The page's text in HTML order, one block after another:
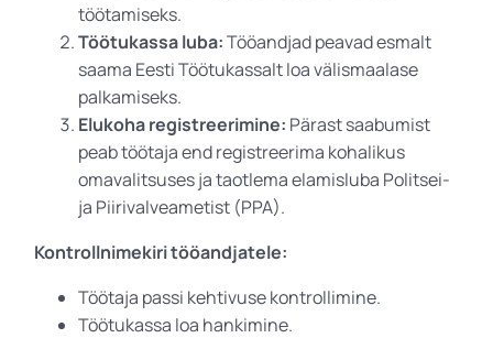
töötamiseks.
Töötukassa luba:Tööandjad peavad esmalt
saama Eesti Töötukassalt loa välismaalase
palkamiseks.
Elukoha registreerimine: Pärast saabumist
peab töötaja end registreerima kohalikus
omavalitsuses ja taotlema elamisluba Politsei-
ja Piirivalveametist (PPA).
Kontrollnimekiri tööandjatele:
Töötaja passi kehtivuse kontrollimine.
Töötukassa loa hankimine.